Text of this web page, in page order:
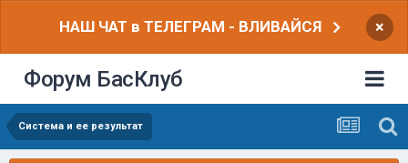
НАШ ЧАТ в ТЕЛЕГРАМ - ВЛИВАЙСЯ ×
Форум БасКлуб
Система и ее результат